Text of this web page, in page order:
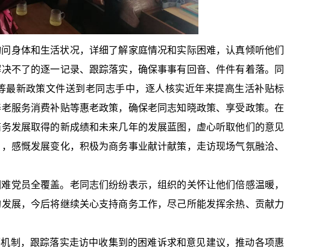
身体和生活状况，详细了解家庭情况和实际困难，认真倾听他们
不了的逐一记录、跟踪落实，确保事事有回音、件件有着落。同
新政策文件送到老同志手中，逐人核实近年来提高生活补贴标
服务消费补贴等惠老政策，确保老同志知晓政策、享受政策。在
发展取得的新成绩和未来几年的发展蓝图，虚心听取他们的意见
感慨发展变化，积极为商务事业献计献策，走访现场气氛融洽、
党员全覆盖。老同志们纷纷表示，组织的关怀让他们倍感温暖，
展，今后将继续关心支持商务工作，尽己所能发挥余热、贡献力
制，跟踪落实走访中收集到的困难诉求和意见建议，推动各项惠